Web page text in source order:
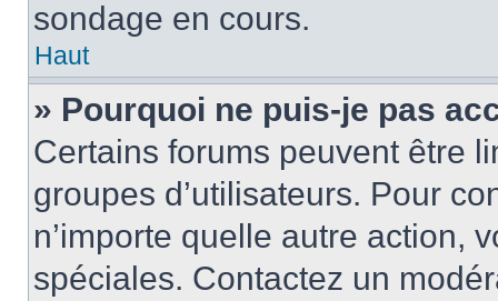
sondage en cours.
Haut
» Pourquoi ne puis-je pas
Certains forums peuvent être
groupes d’utilisateurs. Pour
n’importe quelle autre action,
spéciales. Contactez un